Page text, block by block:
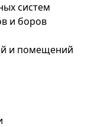
систем
и боров
и помещений